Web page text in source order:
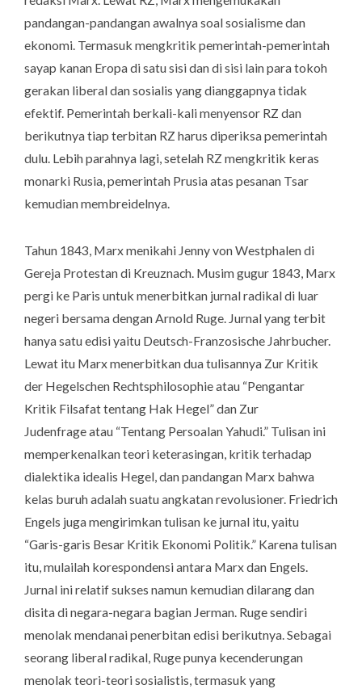
pandangan-pandangan awalnya soal sosialisme dan
ekonomi. Termasuk mengkritik pemerintah-pemerintah
sayap kanan Eropa di satu sisi dan di sisi lain para tokoh
gerakan liberal dan sosialis yang dianggapnya tidak
efektif. Pemerintah berkali-kali menyensor RZ dan
berikutnya tiap terbitan RZ harus diperiksa pemerintah
dulu. Lebih parahnya lagi, setelah RZ mengkritik keras
monarki Rusia, pemerintah Prusia atas pesanan Tsar
kemudian membreidelnya.
Tahun 1843, Marx menikahi Jenny von Westphalen di
Gereja Protestan di Kreuznach. Musim gugur 1843, Marx
pergi ke Paris untuk menerbitkan jurnal radikal di luar
negeri bersama dengan Arnold Ruge. Jurnal yang terbit
hanya satu edisi yaitu Deutsch-Franzosische Jahrbucher.
Lewat itu Marx menerbitkan dua tulisannya Zur Kritik
der Hegelschen Rechtsphilosophieatau “Pengantar
Kritik Filsafat tentang Hak Hegel” dan Zur
Judenfrageatau “Tentang Persoalan Yahudi.” Tulisan ini
memperkenalkan teori keterasingan, kritik terhadap
dialektika idealis Hegel, dan pandangan Marx bahwa
kelas buruh adalah suatu angkatan revolusioner. Friedrich
Engels juga mengirimkan tulisan ke jurnal itu, yaitu
“Garis-garis Besar Kritik Ekonomi Politik.” Karena tulisan
itu, mulailah korespondensi antara Marx dan Engels.
Jurnal ini relatif sukses namun kemudian dilarang dan
disita di negara-negara bagian Jerman. Ruge sendiri
menolak mendanai penerbitan edisi berikutnya. Sebagai
seorang liberal radikal, Ruge punya kecenderungan
menolak teori-teori sosialistis, termasuk yang